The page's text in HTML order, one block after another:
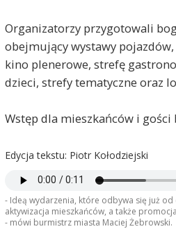
Organizatorzy przygotowali
obejmujący wystawy
kino plenerowe, strefę
dzieci, strefy tematyczne oraz
Wstęp dla mieszkańców i gości
Edycja tekstu: Piotr Kołodziejski
- Ideą wydarzenia, które odbywa się już
aktywizacja mieszkańców, a także
- mówi burmistrz miasta Maciej Żebrowski.